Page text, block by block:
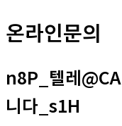
온라인문의
n8P_텔레
니다_s1H